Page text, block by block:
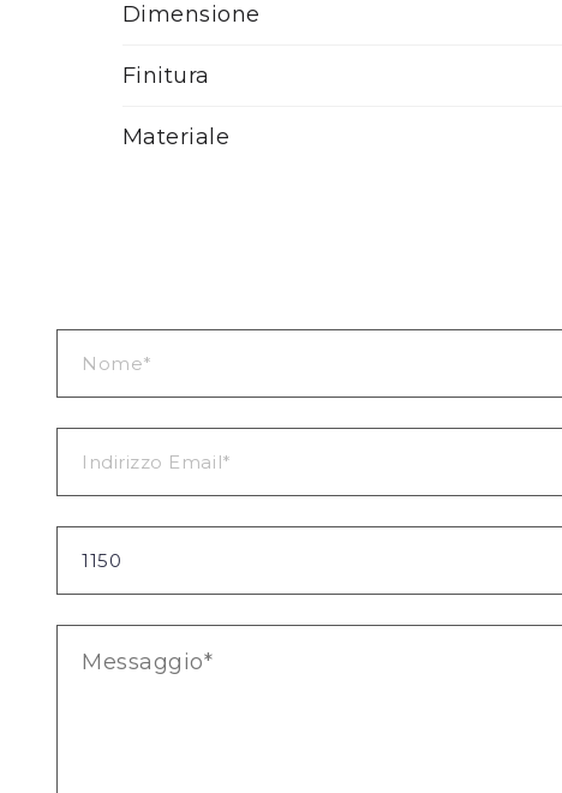
Dimensione
Finitura
Materiale